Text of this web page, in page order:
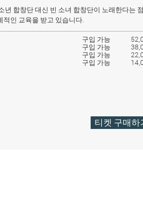
년 합창단 대신 빈 소녀 합창단이 노래한다는
인 교육을 받고 있습니다.
구입 가능
구입 가능
구입 가능
구입 가능
티켓 구매하